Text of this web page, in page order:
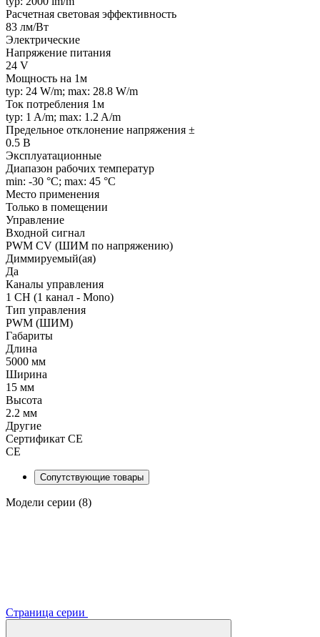
Расчетная световая эффективность
83 лм/Вт
Электрические
Напряжение питания
24 V
Мощность на 1м
typ: 24 W/m; max: 28.8 W/m
Ток потребления 1м
typ: 1 A/m; max: 1.2 A/m
Предельное отклонение напряжения ±
0.5 В
Эксплуатационные
Диапазон рабочих температур
min: -30 °C; max: 45 °C
Место применения
Только в помещении
Управление
Входной сигнал
PWM СV (ШИМ по напряжению)
Диммируемый(ая)
Да
Каналы управления
1 CH (1 канал - Mono)
Тип управления
PWM (ШИМ)
Габариты
Длина
5000 мм
Ширина
15 мм
Высота
2.2 мм
Другие
Сертификат CE
CE
Сопутствующие товары
Модели серии (8)
Страница серии